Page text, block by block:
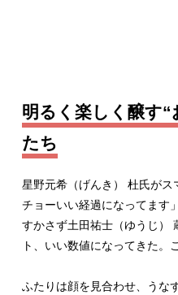
明るく楽しく醸す“
たち
星野元希（げんき） 杜氏がス
チョーいい経過になってます」
すかさず土田祐士（ゆうじ）
ト、いい数値になってきた。
ふたりは顔を見合わせ、うな